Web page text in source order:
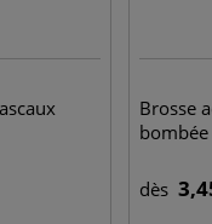
Brosse
dès